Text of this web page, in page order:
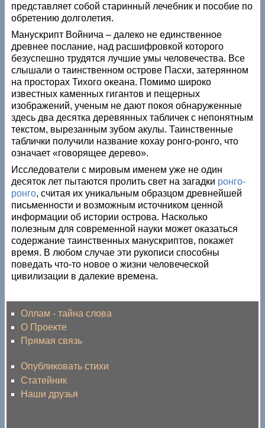
представляет собой старинный лечебник и пособие по
обретению долголетия.
Манускрипт Войнича – далеко не единственное
древнее послание, над расшифровкой которого
безуспешно трудятся лучшие умы человечества. Все
слышали о таинственном острове Пасхи, затерянном
на просторах Тихого океана. Помимо широко
известных каменных гигантов и пещерных
изображений, ученым не дают покоя обнаруженные
здесь два десятка деревянных табличек с непонятным
текстом, вырезанным зубом акулы. Таинственные
таблички получили название кохау ронго-ронго, что
означает «говорящее дерево».
Исследователи с мировым именем уже не один
десяток лет пытаются пролить свет на загадки ронго-
ронго, считая их уникальным образцом древнейшей
письменности и возможным источником ценной
информации об истории острова. Насколько
полезным для современной науки может оказаться
содержание таинственных манускриптов, покажет
время. В любом случае эти рукописи способны
поведать что-то новое о жизни человеческой
цивилизации в далекие времена.
Оллам - тайна слова
О Проекте
Прямая связь
Опубликовать стихи
Статейник
Наши друзья